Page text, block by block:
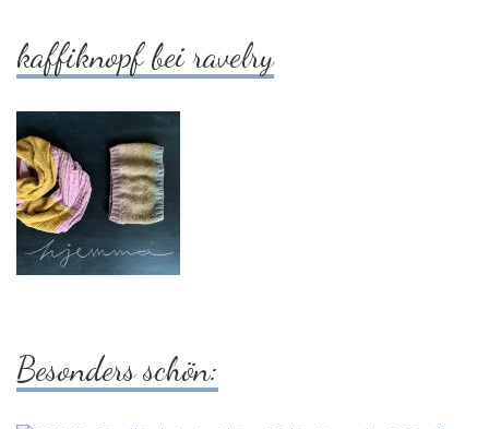
kaffiknopf bei ravelry
Besonders schön: